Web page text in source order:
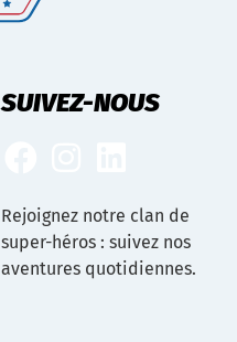
SUIVEZ-NOUS
Rejoignez notre clan de
super-héros : suivez nos
aventures quotidiennes.